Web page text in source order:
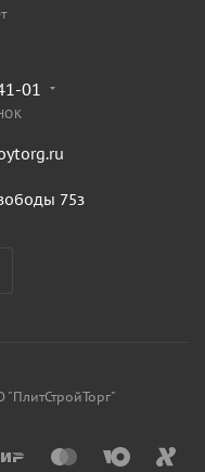
01
75з
"ПлитСтройТорг"